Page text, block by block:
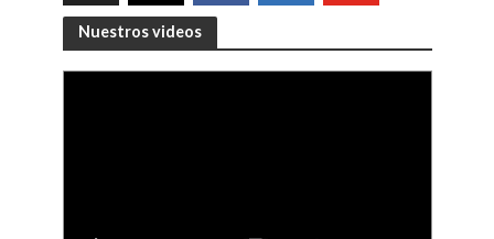
Nuestros videos